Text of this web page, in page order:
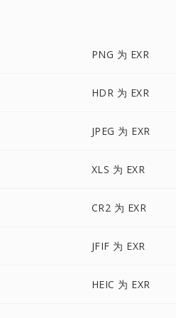
PNG 为 EXR
HDR 为 EXR
JPEG 为 EXR
XLS 为 EXR
CR2 为 EXR
JFIF 为 EXR
HEIC 为 EXR